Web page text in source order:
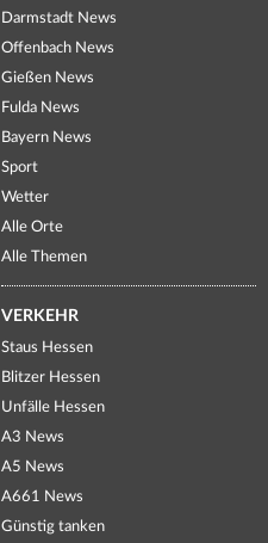
Darmstadt News
Offenbach News
Gießen News
Fulda News
Bayern News
Sport
Wetter
Alle Orte
Alle Themen
VERKEHR
Staus Hessen
Blitzer Hessen
Unfälle Hessen
A3 News
A5 News
A661 News
Günstig tanken